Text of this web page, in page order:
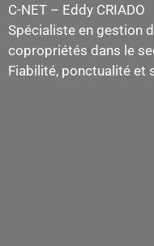
C-NET – Eddy CRIADO
Spécialiste en gestion
copropriétés dans le
Fiabilité, ponctualité et